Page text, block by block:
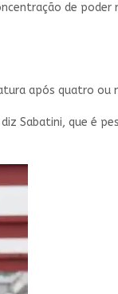
de poder
após quatro ou
Sabatini, que é